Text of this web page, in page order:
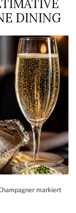
DINING
markiert